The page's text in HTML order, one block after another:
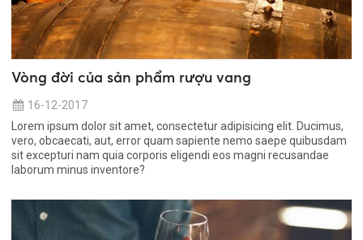
Vòng đời của sản phẩm rượu vang
16-12-2017
Lorem ipsum dolor sit amet, consectetur adipisicing elit. Ducimus,
vero, obcaecati, aut, error quam sapiente nemo saepe quibusdam
sit excepturi nam quia corporis eligendi eos magni recusandae
laborum minus inventore?